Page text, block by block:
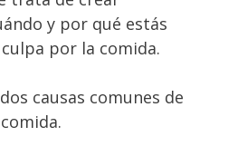
y por qué estás
por la comida.
causas comunes de